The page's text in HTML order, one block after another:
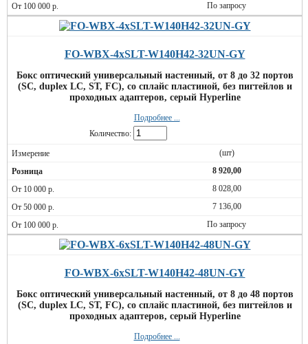
По запросу
FO-WBX-4xSLT-W140H42-32UN-GY
Бокс оптический универсальный настенный, от 8 до 32 портов
(SC, duplex LC, ST, FC), со сплайс пластиной, без пигтейлов и
проходных адаптеров, серый Hyperline
Подробнее ...
Количество:
(шт)
8 920,00
8 028,00
7 136,00
По запросу
FO-WBX-6xSLT-W140H42-48UN-GY
Бокс оптический универсальный настенный, от 8 до 48 портов
(SC, duplex LC, ST, FC), со сплайс пластиной, без пигтейлов и
проходных адаптеров, серый Hyperline
Подробнее ...